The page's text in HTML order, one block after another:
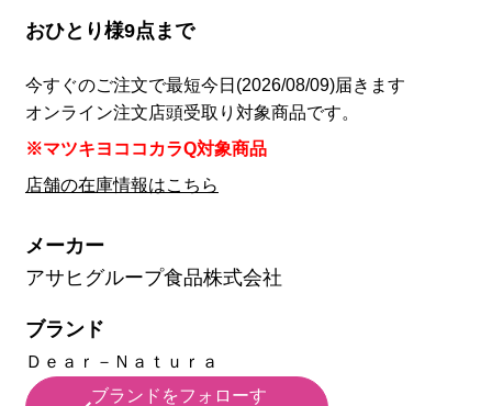
おひとり様9点まで
今すぐのご注文で最短今日(2026/08/09)届きます
オンライン注文店頭受取り対象商品です。
※マツキヨココカラQ対象商品
店舗の在庫情報はこちら
メーカー
アサヒグループ食品株式会社
ブランド
Ｄｅａｒ－Ｎａｔｕｒａ
ブランドをフォローす